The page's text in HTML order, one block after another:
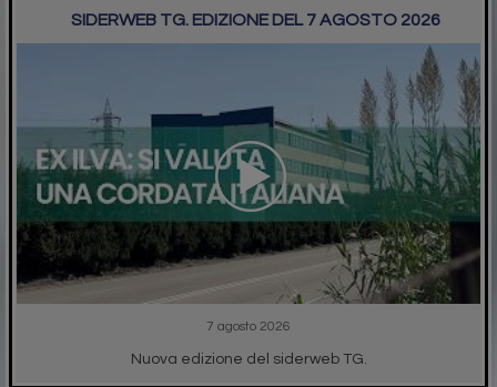
SIDERWEB TG. EDIZIONE DEL 7 AGOSTO 2026
7 agosto 2026
Nuova edizione del siderweb TG.